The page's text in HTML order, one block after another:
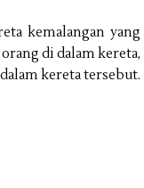
kemalangan yang
di dalam kereta,
kereta tersebut.